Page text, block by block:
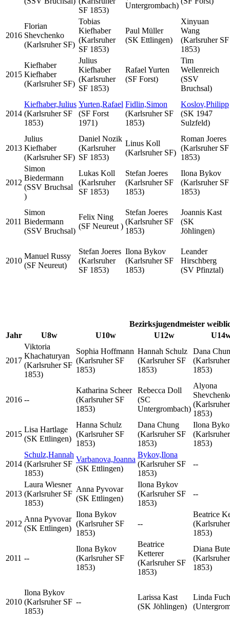
SF 1853)
Untergrombach)
2016
Florian
Shevchenko
(Karlsruher SF)
Tobias
Kiefhaber
(Karlsruher
SF 1853)
Paul Müller
(SK Ettlingen)
Xinyuan
Wang
(Karlsruher SF
1853)
2015
Kiefhaber
Kiefhaber
(Karlsruher SF)
Julius
Kiefhaber
(Karlsruher
SF 1853)
Rafael Yurten
(SF Forst)
Tim
Wellenreich
(SSV
Bruchsal)
2014
Kiefhaber,Julius
(Karlsruher SF
1853)
Yurten,Rafael
(SF Forst
1971)
Fidlin,Simon
(Karlsruher SF
1853)
Koslov,Philipp
(SK 1947
Sulzfeld)
2013
Julius
Kiefhaber
(Karlsruher SF)
Daniel Nozik
(Karlsruher
SF 1853)
Linus Koll
(Karlsruher SF)
Roman Joeres
(Karlsruher SF
1853)
2012
Simon
Biedermann
(SSV Bruchsal
)
Lukas Koll
(Karlsruher
SF 1853)
Stefan Joeres
(Karlsruher SF
1853)
Ilona Bykov
(Karlsruher SF
1853)
2011
Simon
Biedermann
(SSV Bruchsal)
Felix Ning
(SF Neureut )
Stefan Joeres
(Karlsruher SF
1853)
Joannis Kast
(SK
Jöhlingen)
2010
Manuel Russy
(SF Neureut)
Stefan Joeres
(Karlsruher
SF 1853)
Ilona Bykov
(Karlsruher SF
1853)
Leander
Hirschberg
(SV Pfinztal)
Bezirksjugendmeister
Jahr
U8w U10w U12w
2017
Viktoria
Khachaturyan
(Karlsruher SF
1853)
Sophia Hoffmann
(Karlsruher SF
1853)
Hannah Schulz
(Karlsruher SF
1853)
Dana
1853)
2016 --
Katharina Scheer
(Karlsruher SF
1853)
Rebecca Doll
(SC
Untergrombach)
Alyona
1853)
2015
Lisa Hartlage
(SK Ettlingen)
Hanna Schulz
(Karlsruher SF
1853)
Dana Chung
(Karlsruher SF
1853)
Ilona
1853)
2014
Schulz,Hannah
(Karlsruher SF
1853)
Varbanova,Joanna
(SK Ettlingen)
Bykov,Ilona
(Karlsruher SF
1853)
--
2013
Laura Wiesner
(Karlsruher SF
1853)
Anna Pyvovar
(SK Ettlingen)
Ilona Bykov
(Karlsruher SF
1853)
--
2012
Anna Pyvovar
(SK Ettlingen)
Ilona Bykov
(Karlsruher SF
1853)
--
Beatrice
1853)
2011 --
Ilona Bykov
(Karlsruher SF
1853)
Beatrice
Ketterer
(Karlsruher SF
1853)
Diana
1853)
2010
Ilona Bykov
(Karlsruher SF
1853)
--
Larissa Kast
(SK Jöhlingen)
Linda